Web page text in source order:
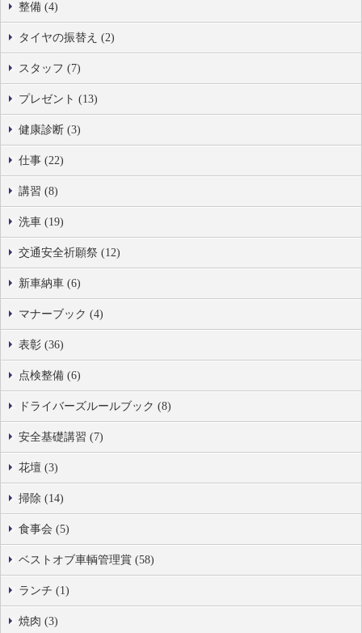
整備 (4)
タイヤの振替え (2)
スタッフ (7)
プレゼント (13)
健康診断 (3)
仕事 (22)
講習 (8)
洗車 (19)
交通安全祈願祭 (12)
新車納車 (6)
マナーブック (4)
表彰 (36)
点検整備 (6)
ドライバーズルールブック (8)
安全基礎講習 (7)
花壇 (3)
掃除 (14)
食事会 (5)
ベストオブ車輌管理賞 (58)
ランチ (1)
焼肉 (3)